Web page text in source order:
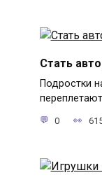
Стать
Подростки
0